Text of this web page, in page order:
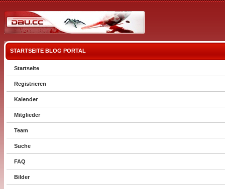
STARTSEITE BLOG PORTAL
Startseite
Registrieren
Kalender
Mitglieder
Team
Suche
FAQ
Bilder